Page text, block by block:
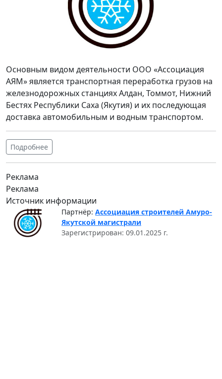
Основным видом деятельности ООО «Ассоциация
АЯМ» является транспортная переработка грузов на
железнодорожных станциях Алдан, Томмот, Нижний
Бестях Республики Саха (Якутия) и их последующая
доставка автомобильным и водным транспортом.
Подробнее
Реклама
Реклама
Источник информации
Партнёр: Ассоциация строителей Амуро-
Якутской магистрали
Зарегистрирован: 09.01.2025 г.